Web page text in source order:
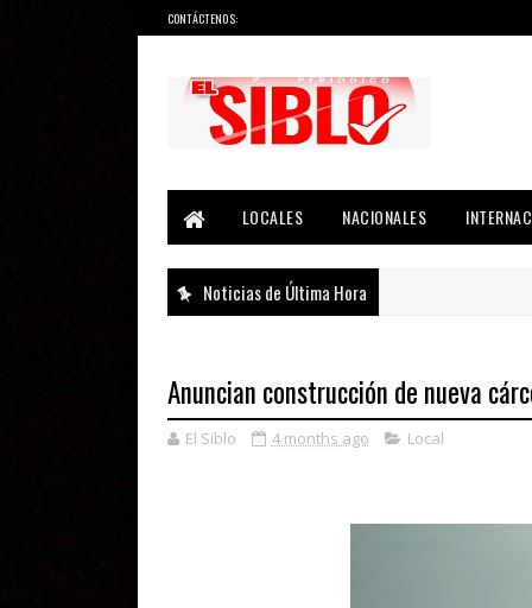
CONTÁCTENOS:
LOCALES
NACIONALES
Noticias de Última Hora
Anuncian construcción de nueva
El Siblo 4 months ago Local